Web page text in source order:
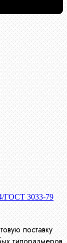
ГОСТ 3033-79
поставку